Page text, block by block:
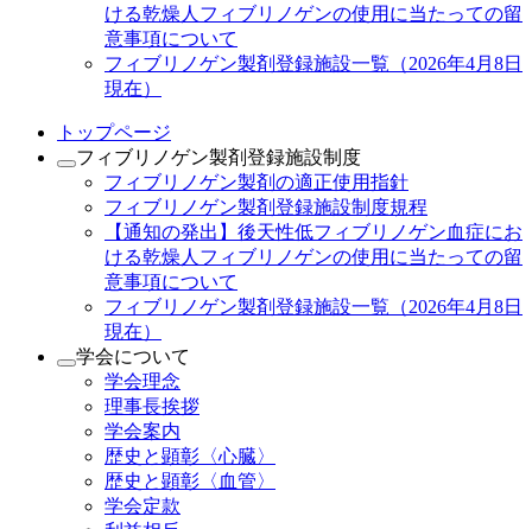
ける乾燥人フィブリノゲンの使用に当たっての留
意事項について
フィブリノゲン製剤登録施設一覧（2026年4月8日
現在）
トップページ
フィブリノゲン製剤登録施設制度
フィブリノゲン製剤の適正使用指針
フィブリノゲン製剤登録施設制度規程
【通知の発出】後天性低フィブリノゲン血症にお
ける乾燥人フィブリノゲンの使用に当たっての留
意事項について
フィブリノゲン製剤登録施設一覧（2026年4月8日
現在）
学会について
学会理念
理事長挨拶
学会案内
歴史と顕彰〈心臓〉
歴史と顕彰〈血管〉
学会定款